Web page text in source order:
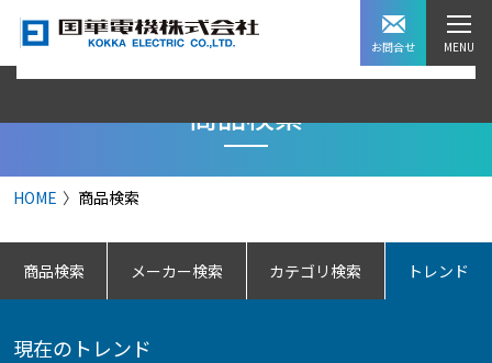
お問合せ
商品検索
HOME 商品検索
商品検索 メーカー検索 カテゴリ検索 トレンド
現在のトレンド